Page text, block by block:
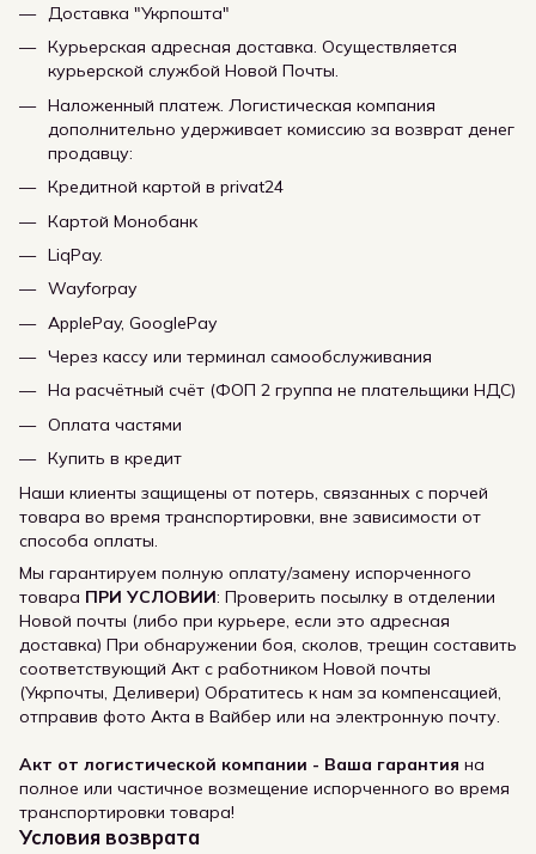
Доставка "Укрпошта"
Курьерская адресная доставка. Осуществляется
курьерской службой Новой Почты.
Наложенный платеж. Логистическая компания
дополнительно удерживает комиссию за возврат денег
продавцу:
Кредитной картой в privat24
Картой Монобанк
LiqPay.
Wayforpay
ApplePay, GooglePay
Через кассу или терминал самообслуживания
На расчётный счёт (ФОП 2 группа не плательщики НДС)
Оплата частями
Купить в кредит
Наши клиенты защищены от потерь, связанных с порчей
товара во время транспортировки, вне зависимости от
способа оплаты.
Мы гарантируем полную оплату/замену испорченного
товара ПРИ УСЛОВИИ: Проверить посылку в отделении
Новой почты (либо при курьере, если это адресная
доставка) При обнаружении боя, сколов, трещин составить
соответствующий Акт с работником Новой почты
(Укрпочты, Деливери) Обратитесь к нам за компенсацией,
отправив фото Акта в Вайбер или на электронную почту.
Акт от логистической компании - Ваша гарантия на
полное или частичное возмещение испорченного во время
транспортировки товара!
Условия возврата